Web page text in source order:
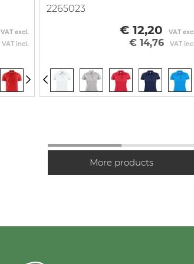
VAT excl.
VAT incl.
2265023
€ 12,20 VAT
€ 14,76 VAT